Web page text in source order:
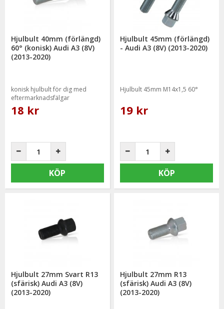
Hjulbult 40mm (förlängd)
60° (konisk) Audi A3 (8V)
(2013-2020)
konisk hjulbult för dig med
eftermarknadsfälgar
18 kr
KÖP
Hjulbult 45mm (förlängd)
- Audi A3 (8V) (2013-2020)
Hjulbult 45mm M14x1,5 60°
19 kr
KÖP
Hjulbult 27mm Svart R13
(sfärisk) Audi A3 (8V)
(2013-2020)
Hjulbult 27mm R13
(sfärisk) Audi A3 (8V)
(2013-2020)